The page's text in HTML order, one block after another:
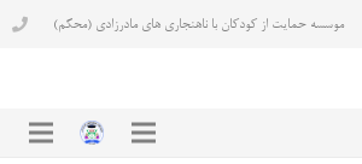
موسسه حمایت از کودکان با ناهنجاری های مادرزادی (محکم)